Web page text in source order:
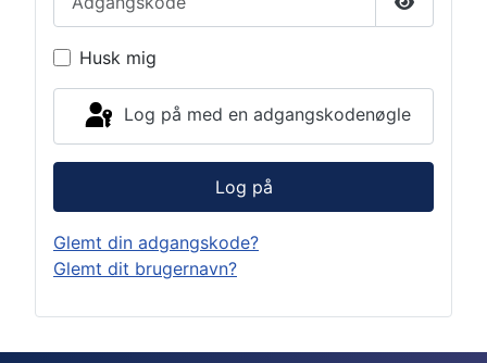
Vis
Husk mig
Log på med en adgangskodenøgle
Log på
Glemt din adgangskode?
Glemt dit brugernavn?